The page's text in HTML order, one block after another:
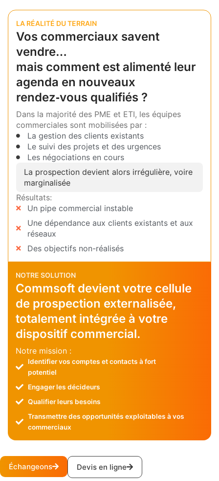
LA RÉALITÉ DU TERRAIN
Vos commerciaux savent
vendre…
mais comment est alimenté leur
agenda en nouveaux
rendez‑vous qualifiés ?
Dans la majorité des PME et ETI, les équipes
commerciales sont mobilisées par :
La gestion des clients existants
Le suivi des projets et des urgences
Les négociations en cours
La prospection devient alors irrégulière, voire
marginalisée
Résultats:
Un pipe commercial instable
Une dépendance aux clients existants et aux
réseaux
Des objectifs non-réalisés
NOTRE SOLUTION
Commsoft devient votre cellule
de prospection externalisée,
totalement intégrée à votre
dispositif commercial.
Notre mission :
Identifier vos comptes et contacts à fort
potentiel
Engager les décideurs
Qualifier leurs besoins
Transmettre des opportunités exploitables à vos
commerciaux
Échangeons Devis en ligne